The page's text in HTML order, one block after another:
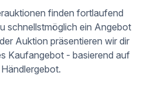
finden fortlaufend
schnellstmöglich ein Angebot
Auktion präsentieren wir dir
Kaufangebot - basierend auf